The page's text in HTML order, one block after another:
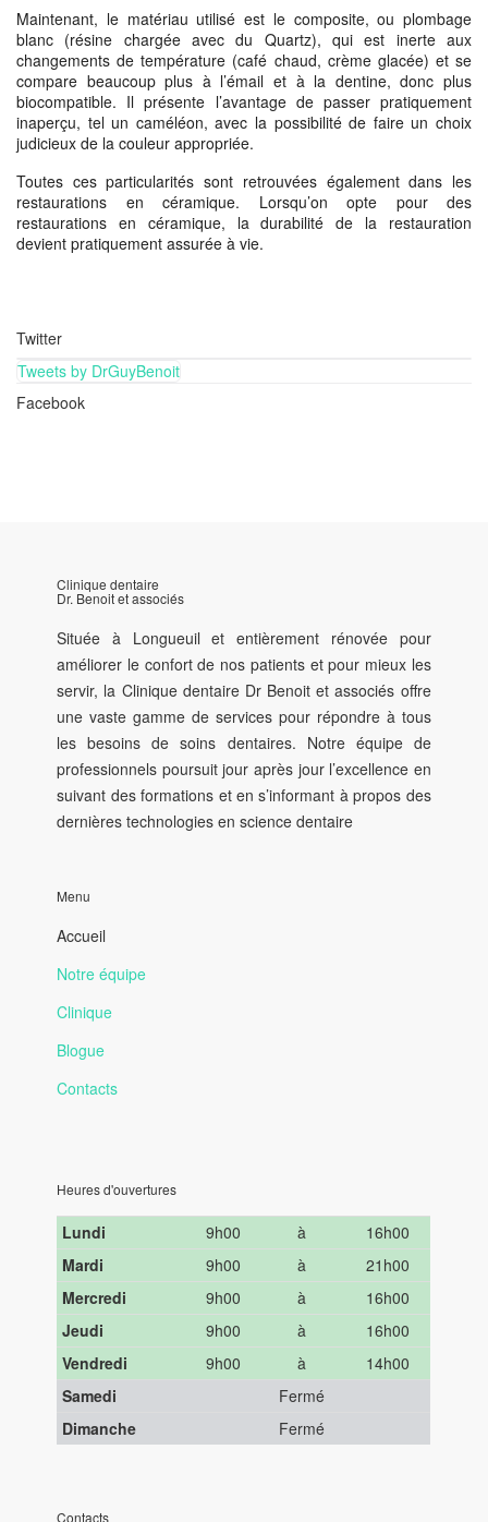
Maintenant, le matériau utilisé est le composite, ou plombage
blanc (résine chargée avec du Quartz), qui est inerte aux
changements de température (café chaud, crème glacée) et se
compare beaucoup plus à l’émail et à la dentine, donc plus
biocompatible. Il présente l’avantage de passer pratiquement
inaperçu, tel un caméléon, avec la possibilité de faire un choix
judicieux de la couleur appropriée.
Toutes ces particularités sont retrouvées également dans les
restaurations en céramique. Lorsqu’on opte pour des
restaurations en céramique, la durabilité de la restauration
devient pratiquement assurée à vie.
Twitter
Tweets by DrGuyBenoit
Facebook
Clinique dentaire
Dr. Benoit et associés
Située à Longueuil et entièrement rénovée pour
améliorer le confort de nos patients et pour mieux les
servir, la Clinique dentaire Dr Benoit et associés offre
une vaste gamme de services pour répondre à tous
les besoins de soins dentaires. Notre équipe de
professionnels poursuit jour après jour l’excellence en
suivant des formations et en s’informant à propos des
dernières technologies en science dentaire
Menu
Accueil
Notre équipe
Clinique
Blogue
Contacts
Heures d'ouvertures
Lundi 9h00 à
16h00
Mardi
9h00 à
21h00
Mercredi
9h00 à
16h00
Jeudi
9h00 à
16h00
Vendredi
9h00 à
14h00
Samedi
Fermé
Dimanche
Fermé
Contacts